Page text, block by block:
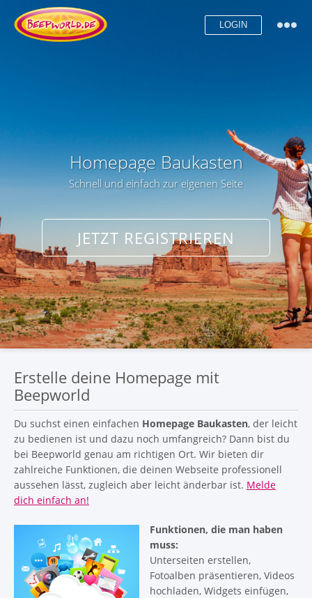
LOGIN
Homepage Baukasten
Schnell und einfach zur eigenen Seite
JETZT REGISTRIEREN
Erstelle deine Homepage mit
Beepworld
Du suchst einen einfachen Homepage Baukasten, der leicht
zu bedienen ist und dazu noch umfangreich? Dann bist du
bei Beepworld genau am richtigen Ort. Wir bieten dir
zahlreiche Funktionen, die deinen Webseite professionell
aussehen lässt, zugleich aber leicht änderbar ist. Melde
dich einfach an!
Funktionen, die man haben
muss:
Unterseiten erstellen,
Fotoalben präsentieren, Videos
hochladen, Widgets einfügen,